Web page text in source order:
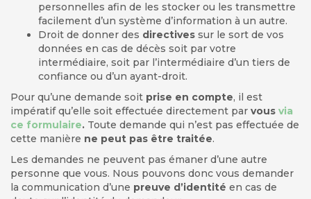
personnelles afin de les stocker ou les transmettre
facilement d’un système d’information à un autre.
Droit de donner des directives sur le sort de vos
données en cas de décès soit par votre
intermédiaire, soit par l’intermédiaire d’un tiers de
confiance ou d’un ayant-droit.
Pour qu’une demande soit prise en compte, il est
impératif qu’elle soit effectuée directement par vous via
ce formulaire. Toute demande qui n’est pas effectuée de
cette manière ne peut pas être traitée.
Les demandes ne peuvent pas émaner d’une autre
personne que vous. Nous pouvons donc vous demander
la communication d’une preuve d’identité en cas de